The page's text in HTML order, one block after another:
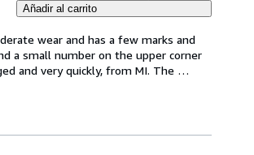
Añadir al carrito
wear and has a few marks and
a small number on the upper corner
and very quickly, from MI. The